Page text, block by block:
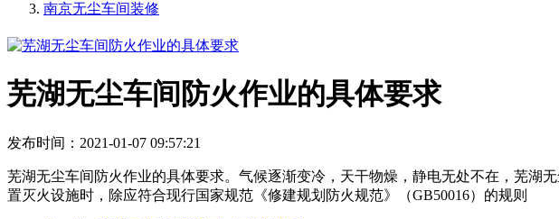
南京无尘车间装修
芜湖无尘车间防火作业的具体要求
发布时间：2021-01-07 09:57:21
芜湖无尘车间防火作业的具体要求。气候逐渐变冷，天干物燥，静电无处不在，芜湖
置灭火设施时，除应符合现行国家规范《修建规划防火规范》（GB50016）的规则